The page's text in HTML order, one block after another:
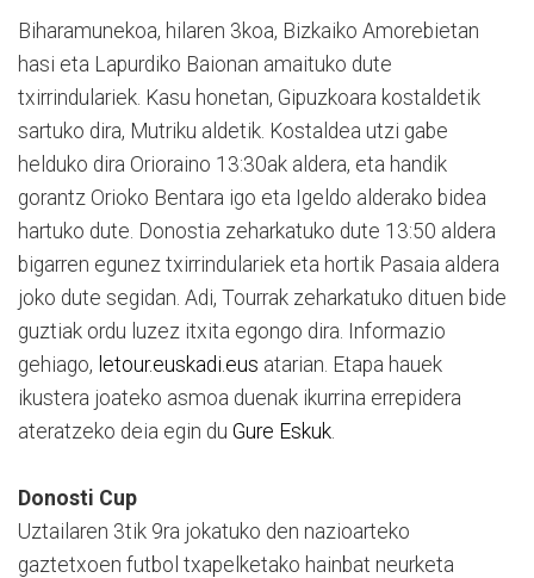
Biharamunekoa, hilaren 3koa, Bizkaiko Amorebietan
hasi eta Lapurdiko Baionan amaituko dute
txirrindulariek. Kasu honetan, Gipuzkoara kostaldetik
sartuko dira, Mutriku aldetik. Kostaldea utzi gabe
helduko dira Orioraino 13:30ak aldera, eta handik
gorantz Orioko Bentara igo eta Igeldo alderako bidea
hartuko dute. Donostia zeharkatuko dute 13:50 aldera
bigarren egunez txirrindulariek eta hortik Pasaia aldera
joko dute segidan. Adi, Tourrak zeharkatuko dituen bide
guztiak ordu luzez itxita egongo dira. Informazio
gehiago, letour.euskadi.eus atarian. Etapa hauek
ikustera joateko asmoa duenak ikurrina errepidera
ateratzeko deia egin du Gure Eskuk
Donosti Cup
Uztailaren 3tik 9ra jokatuko den nazioarteko
gaztetxoen futbol txapelketako hainbat neurketa